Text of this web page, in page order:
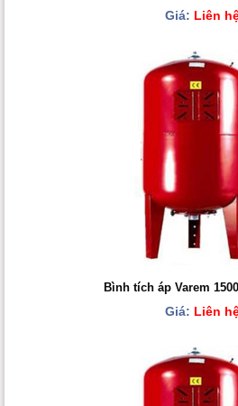
Giá: Liên
Bình tích áp Varem
Giá: Liên